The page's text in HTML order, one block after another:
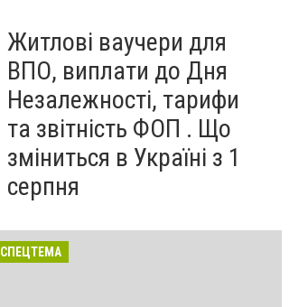
Житлові ваучери для
ВПО, виплати до Дня
Незалежності, тарифи
та звітність ФОП . Що
зміниться в Україні з 1
серпня
СПЕЦТЕМА